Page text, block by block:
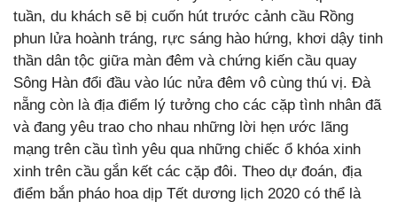
tuần, du khách sẽ bị cuốn hút trước cảnh cầu Rồng
phun lửa hoành tráng, rực sáng hào hứng, khơi dậy tinh
thần dân tộc giữa màn đêm và chứng kiến cầu quay
Sông Hàn đổi đầu vào lúc nửa đêm vô cùng thú vị. Đà
nẵng còn là địa điểm lý tưởng cho các cặp tình nhân đã
và đang yêu trao cho nhau những lời hẹn ước lãng
mạng trên cầu tình yêu qua những chiếc ổ khóa xinh
xinh trên cầu gắn kết các cặp đôi. Theo dự đoán, địa
điểm bắn pháo hoa dịp Tết dương lịch 2020 có thể là